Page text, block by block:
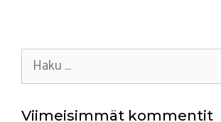
Haku:
Viimeisimmät kommentit